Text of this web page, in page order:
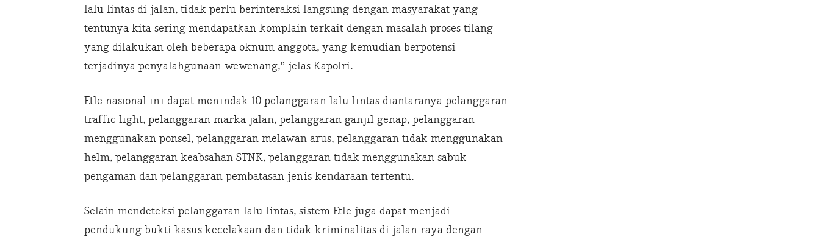
lalu lintas di jalan, tidak perlu berinteraksi langsung dengan masyarakat yang
tentunya kita sering mendapatkan komplain terkait dengan masalah proses tilang
yang dilakukan oleh beberapa oknum anggota, yang kemudian berpotensi
terjadinya penyalahgunaan wewenang,” jelas Kapolri.
Etle nasional ini dapat menindak 10 pelanggaran lalu lintas diantaranya pelanggaran
traffic light, pelanggaran marka jalan, pelanggaran ganjil genap, pelanggaran
menggunakan ponsel, pelanggaran melawan arus, pelanggaran tidak menggunakan
helm, pelanggaran keabsahan STNK, pelanggaran tidak menggunakan sabuk
pengaman dan pelanggaran pembatasan jenis kendaraan tertentu.
Selain mendeteksi pelanggaran lalu lintas, sistem Etle juga dapat menjadi
pendukung bukti kasus kecelakaan dan tidak kriminalitas di jalan raya dengan